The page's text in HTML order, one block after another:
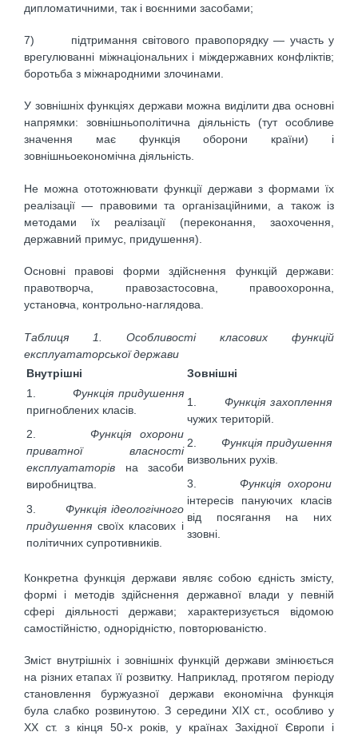
дипломатичними, так і воєнними засобами;
7) підтримання світового правопорядку — участь у
врегулюванні міжнаціональних і міждержавних конфліктів;
боротьба з міжнародними злочинами.
У зовнішніх функціях держави можна виділити два основні
напрямки: зовнішньополітична діяльність (тут особливе
значення має функція оборони країни) і
зовнішньоекономічна діяльність.
Не можна ототожнювати функції держави з формами їх
реалізації — правовими та організаційними, а також із
методами їх реалізації (переконання, заохочення,
державний примус, придушення).
Основні правові форми здійснення функцій держави:
правотворча, правозастосовна, правоохоронна,
установча, контрольно-наглядова.
Таблиця 1. Особливості класових функцій
експлуататорської держави
Внутрішні
Зовнішні
1. Функція придушення
при­гноблених класів.
2. Функція охорони
приват­ної власності
експлуататорів на засоби
виробництва.
3. Функція ідеологічного
при­душення своїх класових і
полі­тичних супротивників.
1.Функція захоплення
чужих територій.
2. Функція придушення
виз­вольних рухів.
3. Функція охорони
інтересів пануючих класів
від посягання на них
ззовні.
Конкретна функція держави являє собою єдність змісту,
формі і методів здійснення державної влади у певній
сфері діяльності держави; характеризується відомою
самостійністю, однорідністю, повторюваністю.
Зміст внутрішніх і зовнішніх функцій держави змінюється
на різних етапах її розвитку. Наприклад, протягом періоду
становлення буржуазної держави економічна функція
була слабко розвинутою. З середини XIX ст., особливо у
XX ст. з кінця 50-х років, у країнах Західної Європи і